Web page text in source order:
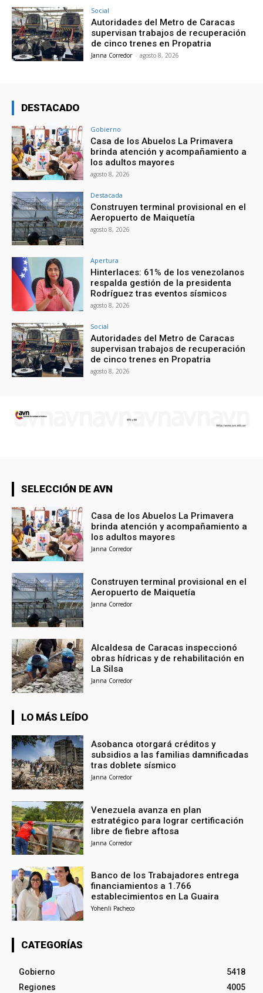
Social
Autoridades del Metro de Caracas
supervisan trabajos de recuperación
de cinco trenes en Propatria
Janna Corredor - agosto 8, 2026
DESTACADO
Gobierno
Casa de los Abuelos La Primavera
brinda atención y acompañamiento a
los adultos mayores
agosto 8, 2026
Destacada
Construyen terminal provisional en el
Aeropuerto de Maiquetía
agosto 8, 2026
Apertura
Hinterlaces: 61% de los venezolanos
respalda gestión de la presidenta
Rodríguez tras eventos sísmicos
agosto 8, 2026
Social
Autoridades del Metro de Caracas
supervisan trabajos de recuperación
de cinco trenes en Propatria
agosto 8, 2026
SELECCIÓN DE AVN
Casa de los Abuelos La Primavera
brinda atención y acompañamiento a
los adultos mayores
Janna Corredor
Construyen terminal provisional en el
Aeropuerto de Maiquetía
Janna Corredor
Alcaldesa de Caracas inspeccionó
obras hídricas y de rehabilitación en
La Silsa
Janna Corredor
LO MÁS LEÍDO
Asobanca otorgará créditos y
subsidios a las familias damnificadas
tras doblete sísmico
Janna Corredor
Venezuela avanza en plan
estratégico para lograr certificación
libre de fiebre aftosa
Janna Corredor
Banco de los Trabajadores entrega
financiamientos a 1.766
establecimientos en La Guaira
Yohenli Pacheco
CATEGORÍAS
Gobierno
5418
Regiones
4005